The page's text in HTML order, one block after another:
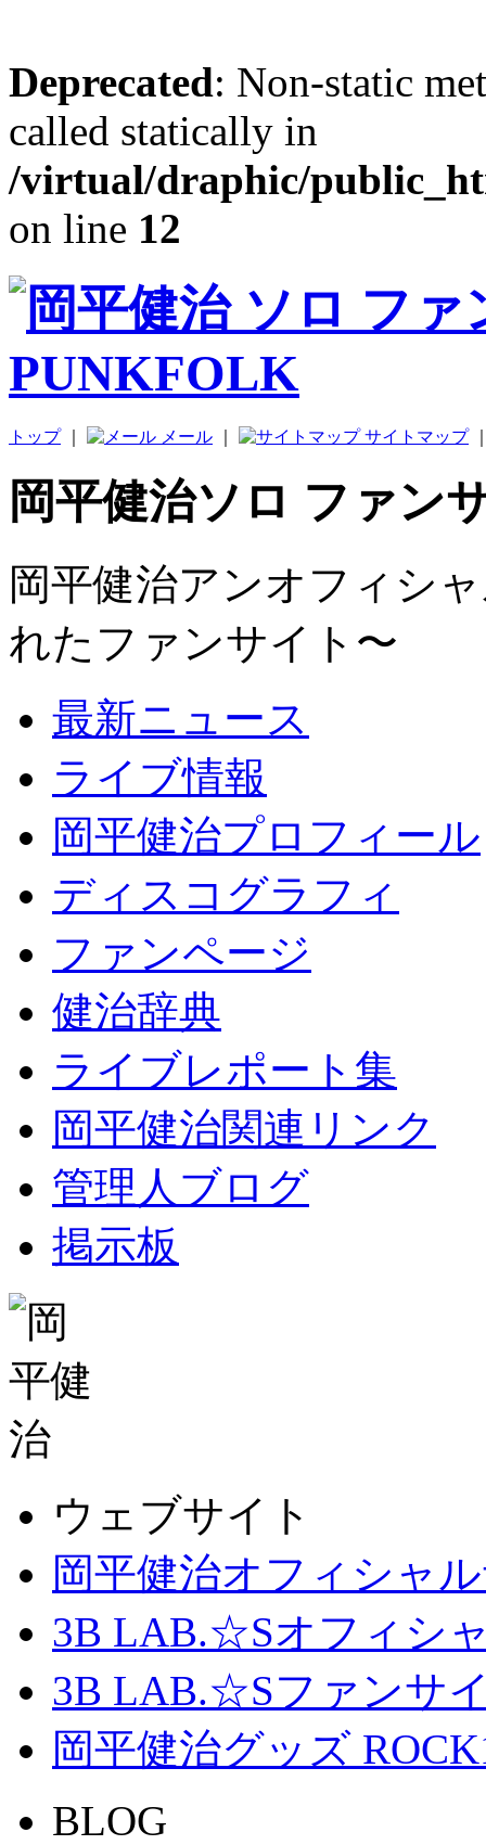
Deprecated: Non-static
called statically in
/virtual/draphic/
on line 12
トップ｜ メール サイトマップ
岡平健治ソロ ファン
岡平健治アンオフィシ
れたファンサイト〜
最新ニュース
ライブ情報
岡平健治プロフィール
ディスコグラフィ
ファンページ
健治辞典
ライブレポート集
岡平健治関連リンク
管理人ブログ
掲示板
ウェブサイト
岡平健治オフィシャ
3B LAB.☆Sオフィシ
3B LAB.☆Sファンサイ
岡平健治グッズ
BLOG